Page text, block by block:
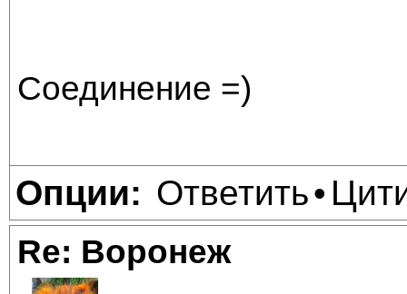
Соединение =)
Опции: Ответить•
Re: Воронеж